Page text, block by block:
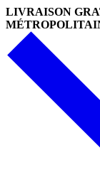
LIVRAISON